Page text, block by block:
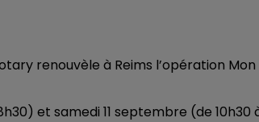
renouvèle à Reims l’opération Mon
et samedi 11 septembre (de 10h30